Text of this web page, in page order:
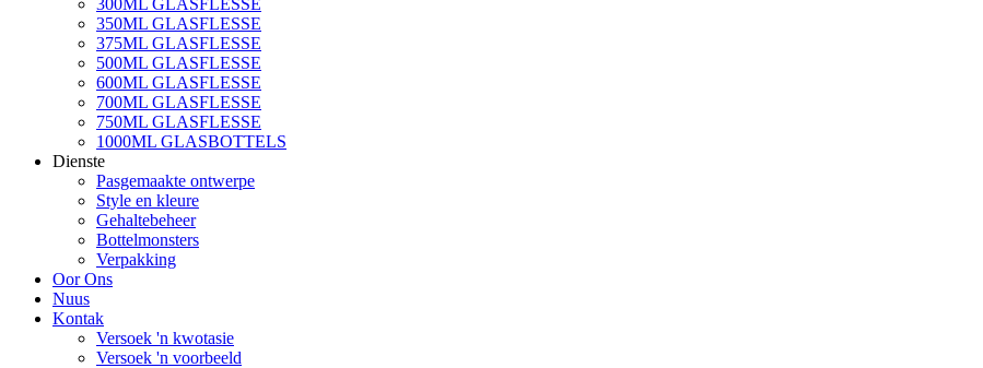
300ML GLASFLESSE
350ML GLASFLESSE
375ML GLASFLESSE
500ML GLASFLESSE
600ML GLASFLESSE
700ML GLASFLESSE
750ML GLASFLESSE
1000ML GLASBOTTELS
Dienste
Pasgemaakte ontwerpe
Style en kleure
Gehaltebeheer
Bottelmonsters
Verpakking
Oor Ons
Nuus
Kontak
Versoek 'n kwotasie
Versoek 'n voorbeeld